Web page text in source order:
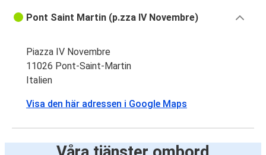
Pont Saint Martin (p.zza IV Novembre)
Piazza IV Novembre
11026 Pont-Saint-Martin
Italien
Visa den här adressen i Google Maps